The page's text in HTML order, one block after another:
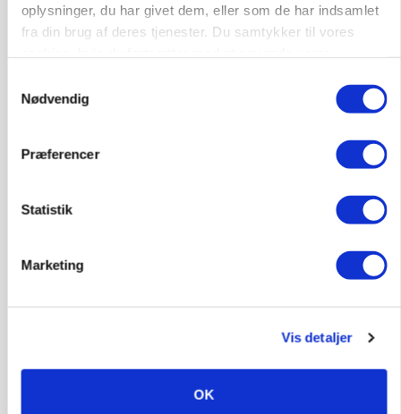
oplysninger, du har givet dem, eller som de har indsamlet
fra din brug af deres tjenester. Du samtykker til vores
Nødvendig
Præferencer
Statistik
Marketing
Vis detaljer
OK
BUSINESS
Ejer eller medejer? Nyt tv-format udfordrer
Der kan være penge gemt, i foderstrategien
POLITIK
gødskningslov: Sådan kan den